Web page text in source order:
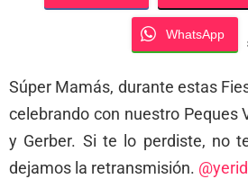
WhatsApp
Súper Mamás, durante estas
celebrando con nuestro Peques
y Gerber. Si te lo perdiste, no
dejamos la retransmisión.